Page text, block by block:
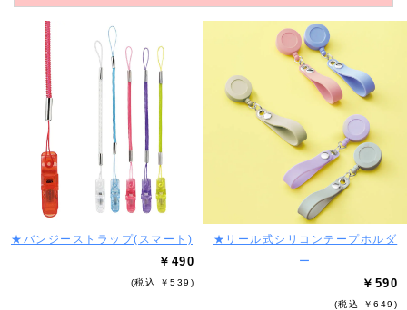
★バンジーストラップ(スマート)
￥490
(税込 ￥539)
★リール式シリコンテープホルダ
ー
￥590
(税込 ￥649)